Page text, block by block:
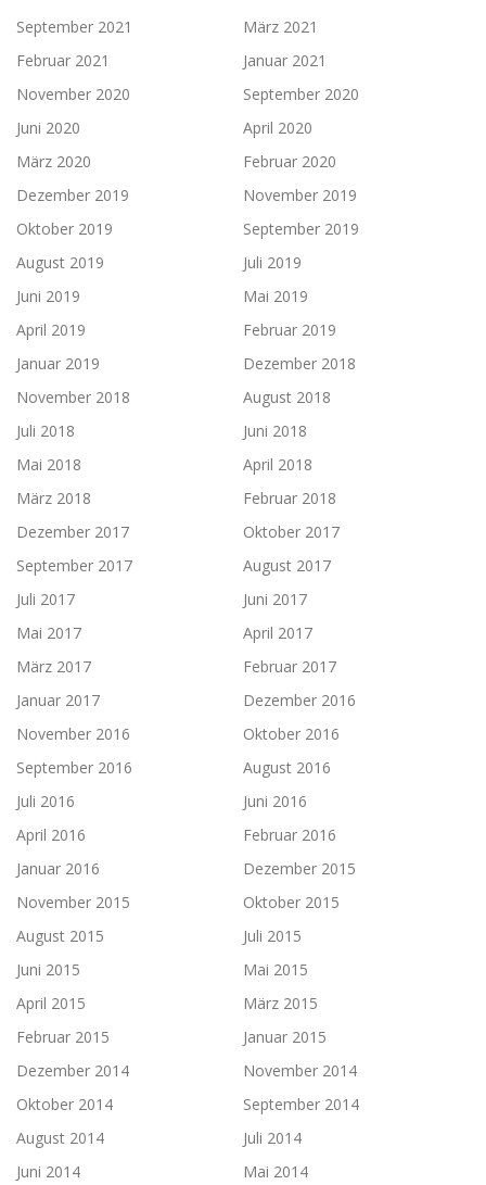
September 2021
März 2021
Februar 2021
Januar 2021
November 2020
September 2020
Juni 2020
April 2020
März 2020
Februar 2020
Dezember 2019
November 2019
Oktober 2019
September 2019
August 2019
Juli 2019
Juni 2019
Mai 2019
April 2019
Februar 2019
Januar 2019
Dezember 2018
November 2018
August 2018
Juli 2018
Juni 2018
Mai 2018
April 2018
März 2018
Februar 2018
Dezember 2017
Oktober 2017
September 2017
August 2017
Juli 2017
Juni 2017
Mai 2017
April 2017
März 2017
Februar 2017
Januar 2017
Dezember 2016
November 2016
Oktober 2016
September 2016
August 2016
Juli 2016
Juni 2016
April 2016
Februar 2016
Januar 2016
Dezember 2015
November 2015
Oktober 2015
August 2015
Juli 2015
Juni 2015
Mai 2015
April 2015
März 2015
Februar 2015
Januar 2015
Dezember 2014
November 2014
Oktober 2014
September 2014
August 2014
Juli 2014
Juni 2014
Mai 2014